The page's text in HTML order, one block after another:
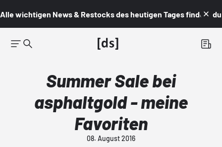
Alle wichtigen News & Restocks des heutigen Tages findest du
Summer Sale bei
asphaltgold - meine
Favoriten
08. August 2016